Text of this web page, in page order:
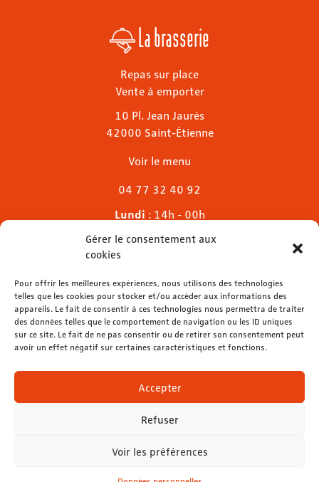
Gérer le consentement aux
cookies
Pour offrir les meilleures expériences, nous utilisons des technologies
telles que les cookies pour stocker et/ou accéder aux informations des
appareils. Le fait de consentir à ces technologies nous permettra de traiter
des données telles que le comportement de navigation ou les ID uniques
sur ce site. Le fait de ne pas consentir ou de retirer son consentement peut
avoir un effet négatif sur certaines caractéristiques et fonctions.
Accepter
Refuser
Voir les préférences
La brasserie
Repas sur place
Vente à emporter
10 Pl. Jean Jaurès
42000 Saint-Étienne
Voir le menu
04 77 32 40 92
Lundi : 14h - 00h
Mardi & mercredi
Jeudi
Dimanche: 11h - 00h
04 77 32 32 01